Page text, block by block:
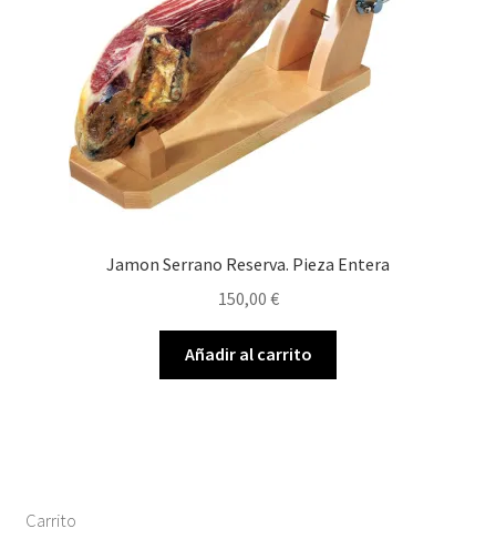
Jamon Serrano Reserva. Pieza Entera
150,00 €
Añadir al carrito
Carrito